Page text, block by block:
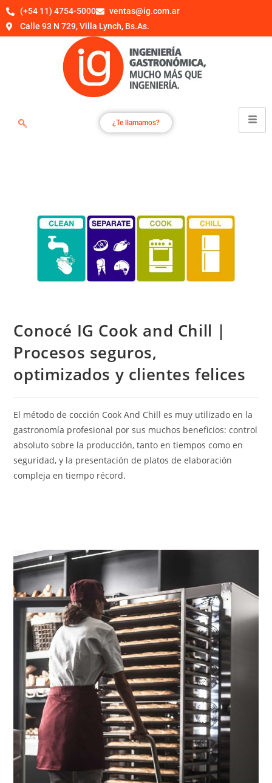
(+54 11) 4754-5000
ventas@ig.com.ar
Calle 93 N 729, Villa Lynch, Bs.As.
¿Te llamamos?
Conocé IG Cook and Chill |
Procesos seguros,
optimizados y clientes felices
El método de cocción Cook And Chill es muy utilizado en la
gastronomía profesional por sus muchos beneficios: control
absoluto sobre la producción, tanto en tiempos como en
seguridad, y la presentación de platos de elaboración
compleja en tiempo récord.